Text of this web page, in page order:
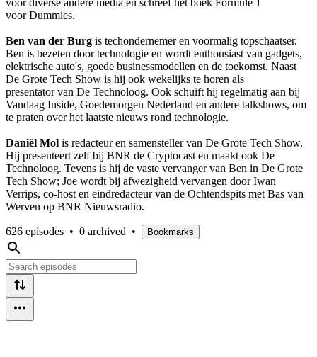
voor Dummies.
Ben van der Burg is techondernemer en voormalig topschaatser.
Ben is bezeten door technologie en wordt enthousiast van gadgets,
elektrische auto's, goede businessmodellen en de toekomst. Naast
De Grote Tech Show is hij ook wekelijks te horen als
presentator van De Technoloog. Ook schuift hij regelmatig aan bij
Vandaag Inside, Goedemorgen Nederland en andere talkshows, om
te praten over het laatste nieuws rond technologie.
Daniël Mol is redacteur en samensteller van De Grote Tech Show.
Hij presenteert zelf bij BNR de Cryptocast en maakt ook De
Technoloog. Tevens is hij de vaste vervanger van Ben in De Grote
Tech Show; Joe wordt bij afwezigheid vervangen door Iwan
Verrips, co-host en eindredacteur van de Ochtendspits met Bas van
Werven op BNR Nieuwsradio.
626 episodes • 0 archived • Bookmarks